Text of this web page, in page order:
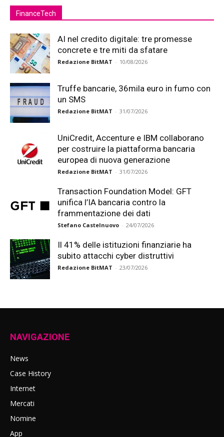
FinanceTech
AI nel credito digitale: tre promesse
concrete e tre miti da sfatare
Redazione BitMAT - 10/08/2026
Truffe bancarie, 36mila euro in fumo con
un SMS
Redazione BitMAT - 31/07/2026
UniCredit, Accenture e IBM collaborano
per costruire la piattaforma bancaria
europea di nuova generazione
Redazione BitMAT - 31/07/2026
Transaction Foundation Model: GFT
unifica l’IA bancaria contro la
frammentazione dei dati
Stefano Castelnuovo - 24/07/2026
Il 41% delle istituzioni finanziarie ha
subito attacchi cyber distruttivi
Redazione BitMAT - 23/07/2026
NAVIGAZIONE
News
Case History
Internet
Mercati
Nomine
App